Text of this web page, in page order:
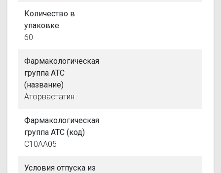
Количество в
упаковке
60
Фармакологическая
группа АТС
(название)
Аторвастатин
Фармакологическая
группа АТС (код)
C10AA05
Условия отпуска из